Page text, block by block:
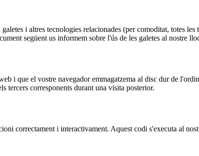
i altres tecnologies relacionades (per comoditat, totes les
següent us informem sobre l'ús de les galetes al nostre
i que el vostre navegador emmagatzema al disc dur de
tercers corresponents durant una visita posterior.
correctament i interactivament. Aquest codi s'executa al